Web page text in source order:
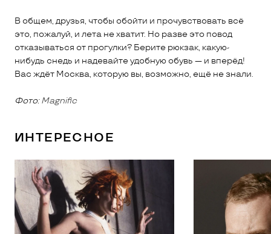
В общем, друзья, чтобы обойти и прочувствовать всё
это, пожалуй, и лета не хватит. Но разве это повод
отказываться от прогулки? Берите рюкзак, какую-
нибудь снедь и надевайте удобную обувь — и вперёд!
Вас ждёт Москва, которую вы, возможно, ещё не знали.
Фото:Magnific
ИНТЕРЕСНОЕ